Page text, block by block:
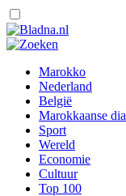
Marokko
Nederland
België
Marokkaanse
Sport
Wereld
Economie
Cultuur
Top 100